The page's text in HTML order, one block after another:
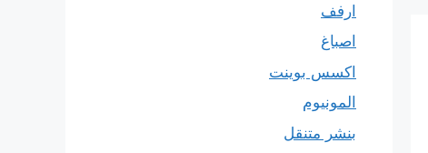
ارفف
اصباغ
اكسس بوينت
المونيوم
بنشر متنقل